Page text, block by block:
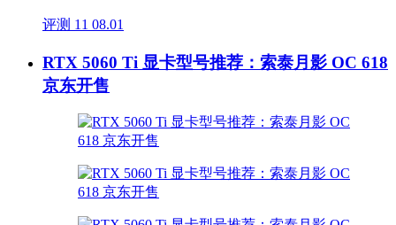
评测 11 08.01
RTX 5060 Ti 显卡型号推荐：索泰月影 OC 618
京东开售